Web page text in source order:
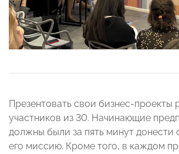
Презентовать свои бизнес-проекты
участников из 30. Начинающие
должны были за пять минут донести
его миссию. Кроме того, в каждом